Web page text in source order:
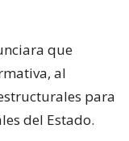
que
al
para
del Estado.